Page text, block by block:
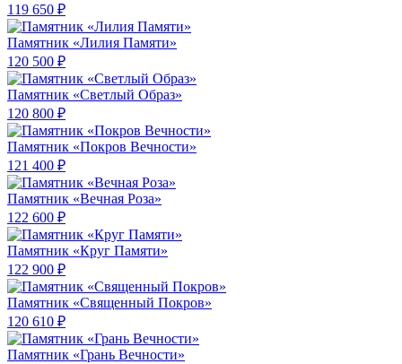
119 650 ₽
Памятник «Лилия Памяти»
120 500 ₽
Памятник «Светлый Образ»
120 800 ₽
Памятник «Покров Вечности»
121 400 ₽
Памятник «Вечная Роза»
122 600 ₽
Памятник «Круг Памяти»
122 900 ₽
Памятник «Священный Покров»
120 610 ₽
Памятник «Грань Вечности»